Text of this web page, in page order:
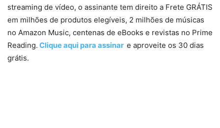
streaming de vídeo, o assinante tem direito a Frete GRÁTIS
em milhões de produtos elegíveis, 2 milhões de músicas
no Amazon Music, centenas de eBooks e revistas no Prime
Reading. Clique aqui para assinar e aproveite os 30 dias
grátis.